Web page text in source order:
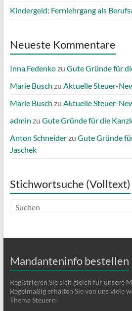
Kindergeld: Fernlehrgang als
Neueste Kommentare
Inna Fedenkozu Gute Gründe für
Marie Busch zu Aktuelle Steuer-
Marie Busch zu Aktuelle Steuer-
admin zu Gute Gründe für die
Anton Schneiderzu Gute Gründe
Jaschek
Stichwortsuche (Volltext)
Mandanteninfo bestellen
Registrieren Sie sich gleich für unsere
Regelmäßig erhalten Sie von uns viele
Thema Steuern!